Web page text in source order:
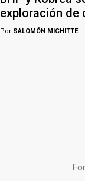
exploración de
Por SALOMÓN MICHITTE